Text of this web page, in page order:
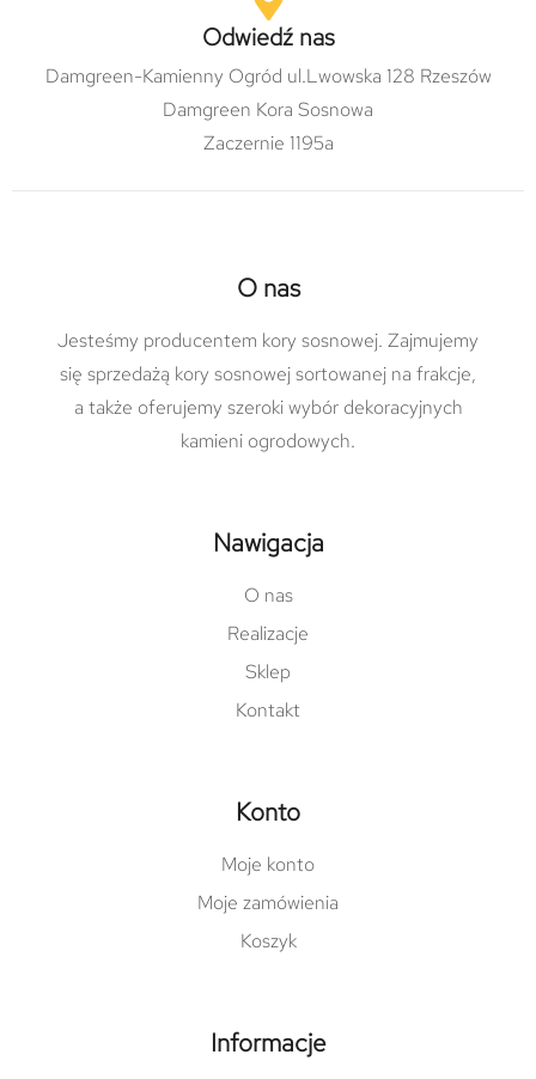
Odwiedź nas
Damgreen-Kamienny Ogród ul.Lwowska 128 Rzeszów
Damgreen Kora Sosnowa
Zaczernie 1195a
O nas
Jesteśmy producentem kory sosnowej. Zajmujemy
się sprzedażą kory sosnowej sortowanej na frakcje,
a także oferujemy szeroki wybór dekoracyjnych
kamieni ogrodowych.
Nawigacja
O nas
Realizacje
Sklep
Kontakt
Konto
Moje konto
Moje zamówienia
Koszyk
Informacje